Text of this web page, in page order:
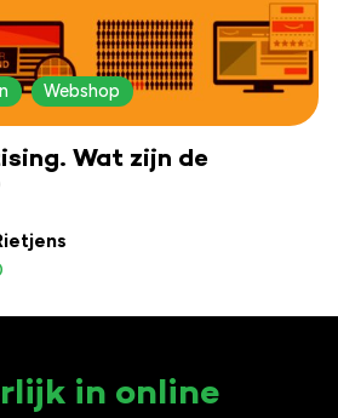
Webshop
Wat zijn de
in online